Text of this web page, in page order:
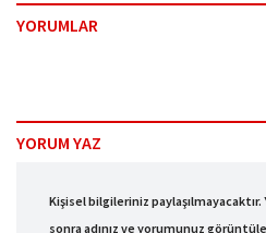
YORUMLAR
YORUM YAZ
Kişisel bilgileriniz
sonra adınız ve yorumunuz